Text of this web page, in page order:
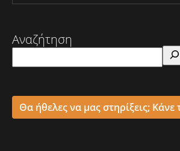
Αναζήτηση
Θα ήθελες να μας στηρίξεις;